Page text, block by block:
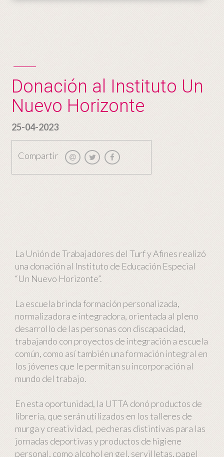
Donación al Instituto Un
Nuevo Horizonte
25-04-2023
Compartir
La Unión de Trabajadores del Turf y Afines realizó
una donación al Instituto de Educación Especial
“Un Nuevo Horizonte”.
La escuela brinda formación personalizada,
normalizadora e integradora, orientada al pleno
desarrollo de las personas con discapacidad,
trabajando con proyectos de integración a escuela
común, como así también una formación integral en
los jóvenes que le permitan su incorporación al
mundo del trabajo.
En esta oportunidad, la UTTA donó productos de
librería, que serán utilizados en los talleres de
murga y creatividad, pecheras distintivas para las
jornadas deportivas y productos de higiene
personal, como alcohol en gel, servilletas, papel